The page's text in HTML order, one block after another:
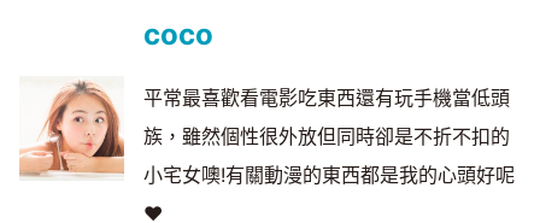
coco
平常最喜歡看電影吃東西還有玩手機當低頭
族，雖然個性很外放但同時卻是不折不扣的
小宅女噢!有關動漫的東西都是我的心頭好呢
♥